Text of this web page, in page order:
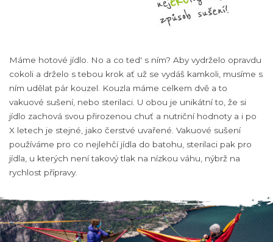
Máme hotové jídlo. No a co ted' s ním? Aby vydrželo opravdu
cokoli a drželo s tebou krok ať už se vydáš kamkoli, musíme s
ním udělat pár kouzel. Kouzla máme celkem dvě a to
vakuové sušení, nebo sterilaci. U obou je unikátní to, že si
jídlo zachová svou přirozenou chuť a nutriční hodnoty a i po
X letech je stejné, jako čerstvé uvařené. Vakuové sušení
používáme pro co nejlehčí jídla do batohu, sterilaci pak pro
jídla, u kterých není takový tlak na nízkou váhu, nýbrž na
rychlost přípravy.